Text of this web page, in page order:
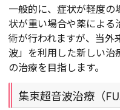
一般的に、症状が軽度の
状が重い場合や薬によ
術が行われますが、当外
波」を利用した新しい治
の治療を目指します。
集束超音波治療（